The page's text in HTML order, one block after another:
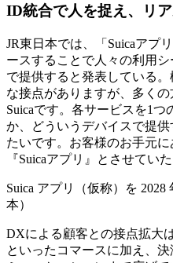
ID統合で人を捉え、リ
JR東日本では、「Suicaアプ
ースすることで人々の利用
で提供すると発表している
な接点がありますが、多く
Suicaです。各サービスを1
か、どういうデバイスで提
たいです。お客様のお手元
『Suicaアプリ』とさせてい
Suica アプリ（仮称）を
本）
DXによる顧客との接点拡大
といったコマースに加え、